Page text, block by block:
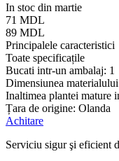
In stoc din martie
71 MDL
89 MDL
Principalele caracteristici
Toate specificațile
Bucati intr-un ambalaj: 1
Dimensiunea
Inaltimea plantei mature
Țara de origine: Olanda
Achitare
Serviciu sigur şi eficient